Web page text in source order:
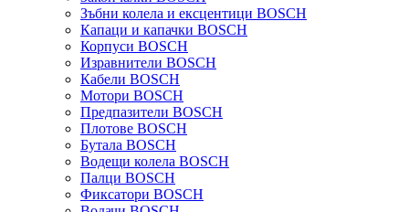
Зъбни колела и ексцентици BOSCH
Капаци и капачки BOSCH
Корпуси BOSCH
Изравнители BOSCH
Кабели BOSCH
Мотори BOSCH
Предпазители BOSCH
Плотове BOSCH
Бутала BOSCH
Водещи колела BOSCH
Палци BOSCH
Фиксатори BOSCH